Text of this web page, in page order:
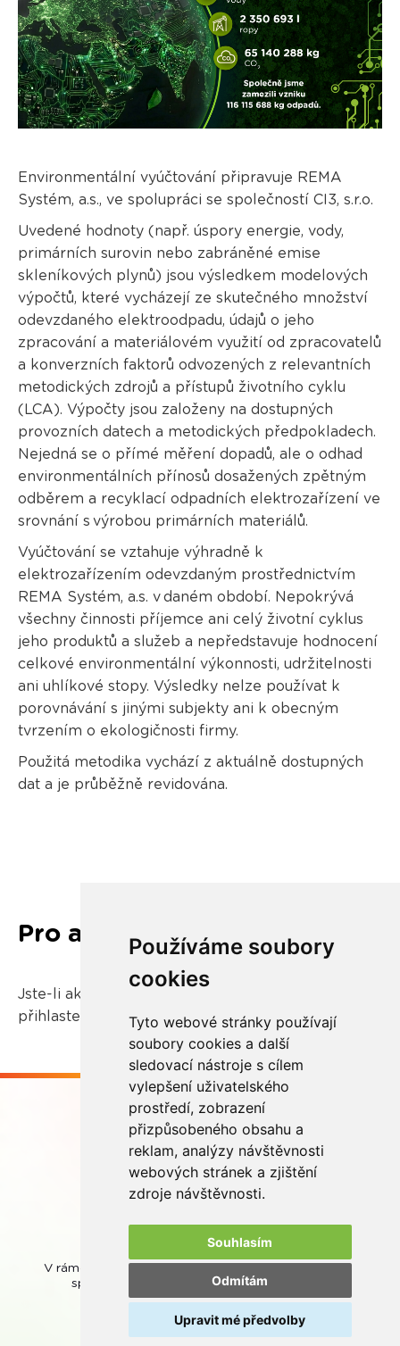
Používáme soubory
cookies
Tyto webové stránky používají
soubory cookies a další
sledovací nástroje s cílem
vylepšení uživatelského
prostředí, zobrazení
přizpůsobeného obsahu a
reklam, analýzy návštěvnosti
webových stránek a zjištění
zdroje návštěvnosti.
Souhlasím
Odmítám
Upravit mé předvolby
Environmentální vyúčtování připravuje REMA
Systém, a.s., ve spolupráci se společností CI3, s.r.o.
Uvedené hodnoty (např. úspory energie, vody,
primárních surovin nebo zabráněné emise
skleníkových plynů) jsou výsledkem modelových
výpočtů, které vycházejí ze skutečného množství
odevzdaného elektroodpadu, údajů o jeho
zpracování a materiálovém využití od zpracovatelů
a konverzních faktorů odvozených z relevantních
metodických zdrojů a přístupů životního cyklu
(LCA). Výpočty jsou založeny na dostupných
provozních datech a metodických předpokladech.
Nejedná se o přímé měření dopadů, ale o odhad
environmentálních přínosů dosažených zpětným
odběrem a recyklací odpadních elektrozařízení ve
srovnání s výrobou primárních materiálů.
Vyúčtování se vztahuje výhradně k
elektrozařízením odevzdaným prostřednictvím
REMA Systém, a.s. v daném období. Nepokrývá
všechny činnosti příjemce ani celý životní cyklus
jeho produktů a služeb a nepředstavuje hodnocení
celkové environmentální výkonnosti, udržitelnosti
ani uhlíkové stopy. Výsledky nelze používat k
porovnávání s jinými subjekty ani k obecným
tvrzením o ekologičnosti firmy.
Použitá metodika vychází z aktuálně dostupných
dat a je průběžně revidována.
Pro akcionáře
Jste-li akcionářem společnosti REMA Systém,
přihlaste se
zde.
Buďme ve spojení
© REMA Systém
Nastavení cookies
Ochrana osobních údajů
V rámci zpětného odběru odpadních přenosných baterií
spolupracujeme se společnostíREMA Battery